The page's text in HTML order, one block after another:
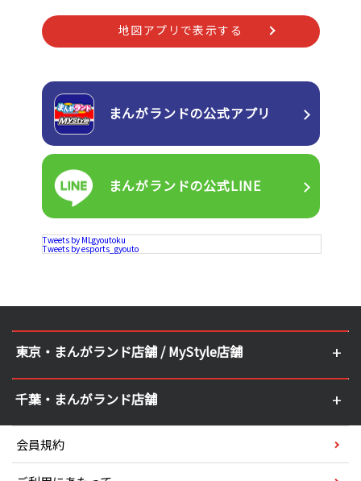
地図アプリで表示する
まんがランドの公式アプリ
まんがランドの公式LINE
Tweets by MLgyoutoku
Tweets by esports_gyouto
東京・まんがランド店舗 / MyStyle店舗
千葉・まんがランド店舗
会員規約